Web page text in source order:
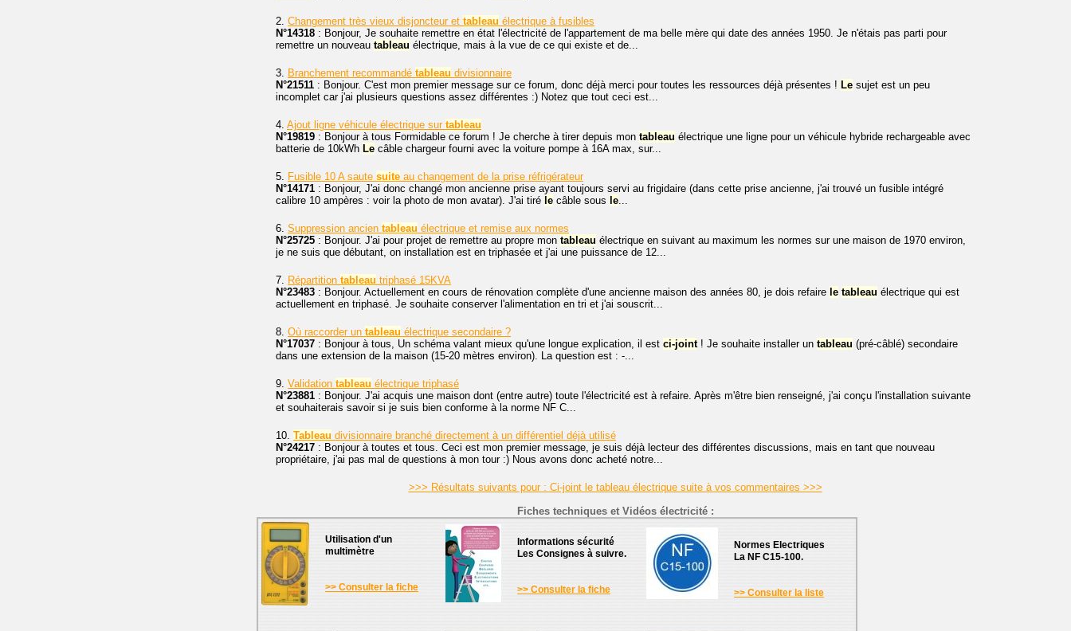
2. Changement très vieux disjoncteur et tableau électrique à fusibles
N°14318 : Bonjour, Je souhaite remettre en état l'électricité de l'appartement de ma belle mère qui date des années 1950. Je n'étais pas parti pour
remettre un nouveau tableau électrique, mais à la vue de ce qui existe et de...
3. Branchement recommandé tableau divisionnaire
N°21511 : Bonjour. C'est mon premier message sur ce forum, donc déjà merci pour toutes les ressources déjà présentes ! Le sujet est un peu
incomplet car j'ai plusieurs questions assez différentes :) Notez que tout ceci est...
4. Ajout ligne véhicule électrique sur tableau
N°19819 : Bonjour à tous Formidable ce forum ! Je cherche à tirer depuis mon tableau électrique une ligne pour un véhicule hybride rechargeable avec
batterie de 10kWh Le câble chargeur fourni avec la voiture pompe à 16A max, sur...
5. Fusible 10 A saute suite au changement de la prise réfrigérateur
N°14171 : Bonjour, J'ai donc changé mon ancienne prise ayant toujours servi au frigidaire (dans cette prise ancienne, j'ai trouvé un fusible intégré
calibre 10 ampères : voir la photo de mon avatar). J'ai tiré le câble sous le
6. Suppression ancien tableau électrique et remise aux normes
N°25725 : Bonjour. J'ai pour projet de remettre au propre mon tableau électrique en suivant au maximum les normes sur une maison de 1970 environ,
je ne suis que débutant, on installation est en triphasée et j'ai une puissance de 12...
7. Répartition tableau triphasé 15KVA
N°23483 : Bonjour. Actuellement en cours de rénovation complète d'une ancienne maison des années 80, je dois refaire le tableau électrique qui est
actuellement en triphasé. Je souhaite conserver l'alimentation en tri et j'ai souscrit...
8. Où raccorder un tableau électrique secondaire ?
N°17037 : Bonjour à tous, Un schéma valant mieux qu'une longue explication, il est ci-joint ! Je souhaite installer un tableau (pré-câblé) secondaire
dans une extension de la maison (15-20 mètres environ). La question est : -...
9. Validation tableau électrique triphasé
N°23881 : Bonjour. J'ai acquis une maison dont (entre autre) toute l'électricité est à refaire. Après m'être bien renseigné, j'ai conçu l'installation suivante
et souhaiterais savoir si je suis bien conforme à la norme NF C...
10. Tableau divisionnaire branché directement à un différentiel déjà utilisé
N°24217 : Bonjour à toutes et tous. Ceci est mon premier message, je suis déjà lecteur des différentes discussions, mais en tant que nouveau
propriétaire, j'ai pas mal de questions à mon tour :) Nous avons donc acheté notre...
>>> Résultats suivants pour : Ci-joint le tableau électrique suite à vos commentaires >>>
Fiches techniques et Vidéos électricité :
Utilisation d'un
multimètre
>> Consulter la fiche
Informations sécurité
Les Consignes à suivre.
>> Consulter la fiche
Normes Electriques
La NF C15-100.
>> Consulter la liste